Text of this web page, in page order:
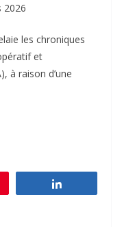
2026
les chroniques
et
à raison d’une